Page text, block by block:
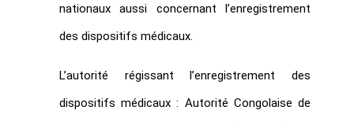
nationaux aussi concernant l’enregistrement
des dispositifs médicaux.
L’autorité régissant l’enregistrement des
dispositifs médicaux : Autorité Congolaise de